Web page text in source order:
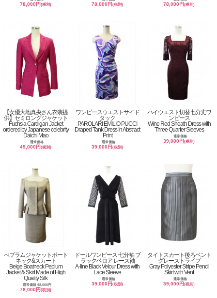
78,000円(税別) 78,000円(税別) 78,000円(税別)
【女優大地真央さん衣装提
供】セミロングジャケット
Fuchsia Cardigan Jacket
ordered by Japanese celebrity
Daichi Mao
通常価格
49,000円(税別)
ワンピースウエストサイド
タック
PAROLARI EMILIO PUCCI
Draped Tank Dress In Abstract
Print
通常価格
39,000円(税別)
ハイウエスト切替七分丈ワ
ンピース
Wine Red Sheath Dress with
Three Quarter Sleeves
通常価格
39,000円(税別)
ぺプラムジャケットボート
ネック&スカート
Beige Boatneck Peplum
Jacket & Skirt Made of High
Quality Silk
通常価格 98,000円
78,000円(税別)
ドールワンピース 七分袖 ブ
ラックベロア レース袖
A-line Black Velour Dress with
Lace Sleeve
通常価格
39,000円(税別)
タイトスカート後ろベント
グレーストライプ
Gray Polyester Stripe Pencil
Skirt with Vent
通常価格
39,000円(税別)